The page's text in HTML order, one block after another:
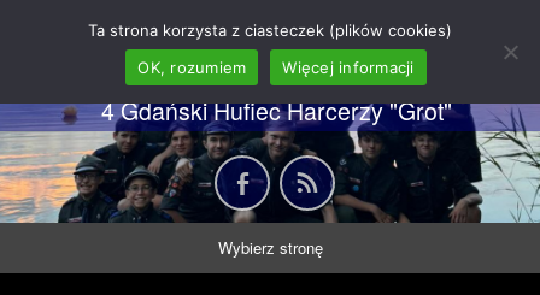
62 GDH "Orkan" im. gen.
Stanisława Sosabowskiego
4 Gdański Hufiec Harcerzy "Grot"
Wybierz stronę
Ta strona korzysta z ciasteczek (plików cookies)
OK, rozumiem
Więcej informacji